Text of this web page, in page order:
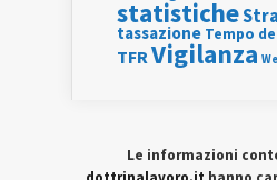
statistiche
tassazione Tempo
TFRVigilanza
Le informazioni